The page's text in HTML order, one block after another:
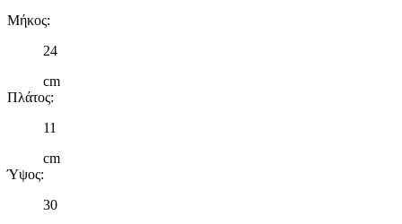
μας και την ανάπτυξη προϊόντων. Επίσης, κοινοποιούμε
πληροφορίες σχετικά με την από μέρους σας χρήση της
δικτύωσης, διαφημίσεων και ανάλυσης.
Μήκος:
24
cm
Πλάτος:
11
cm
Ύψος:
30